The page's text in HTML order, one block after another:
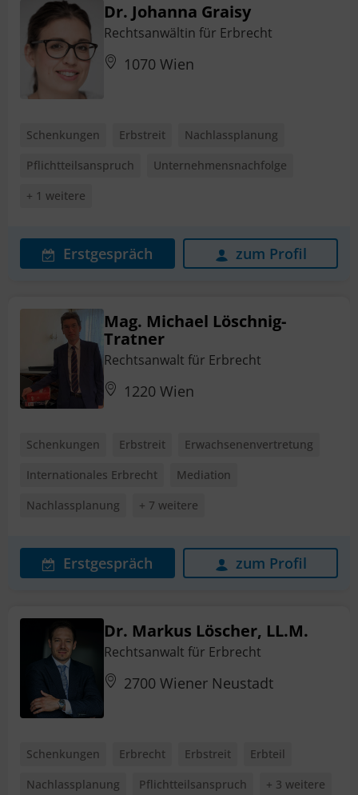
Dr. Johanna Graisy
Rechtsanwältin für Erbrecht
1070 Wien
Schenkungen Erbstreit
Nachlassplanung
Pflichtteilsanspruch
Unternehmensnachfolge
+ 1 weitere
Erstgespräch zum Profil
Mag. Michael Löschnig-
Tratner
Rechtsanwalt für Erbrecht
1220 Wien
Schenkungen Erbstreit
Erwachsenenvertretung
Internationales Erbrecht
Mediation
Nachlassplanung
+ 7 weitere
Erstgespräch zum Profil
Dr. Markus Löscher, LL.M.
Rechtsanwalt für Erbrecht
2700 Wiener Neustadt
Schenkungen Erbrecht Erbstreit
Erbteil
Nachlassplanung
Pflichtteilsanspruch + 3 weitere